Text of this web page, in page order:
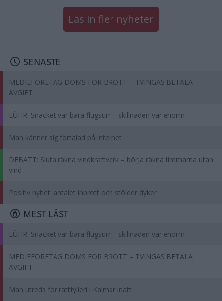
Läs in fler nyheter
SENASTE
MEDIEFÖRETAG DÖMS FÖR BROTT – TVINGAS BETALA
AVGIFT
LÜHR: Snacket var bara flugsurr – skillnaden var enorm
Man känner sig förtalad på internet
DEBATT: Sluta räkna vindkraftverk – börja räkna timmarna utan
vind
Positiv nyhet: antalet inbrott och stölder dyker
MEST LÄST
LÜHR: Snacket var bara flugsurr – skillnaden var enorm
MEDIEFÖRETAG DÖMS FÖR BROTT – TVINGAS BETALA
AVGIFT
Man utreds för rattfylleri i Kalmar inatt